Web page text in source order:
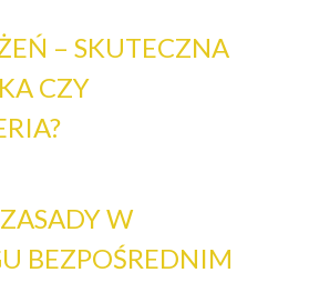
– SKUTECZNA
CZY
W
BEZPOŚREDNIM